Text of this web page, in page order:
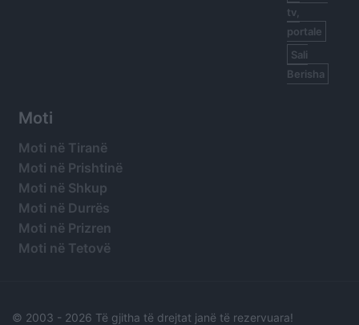
tv,
portale
Sali
Berisha
Moti
Moti në Tiranë
Moti në Prishtinë
Moti në Shkup
Moti në Durrës
Moti në Prizren
Moti në Tetovë
© 2003 - 2026 Të gjitha të drejtat janë të rezervuara!